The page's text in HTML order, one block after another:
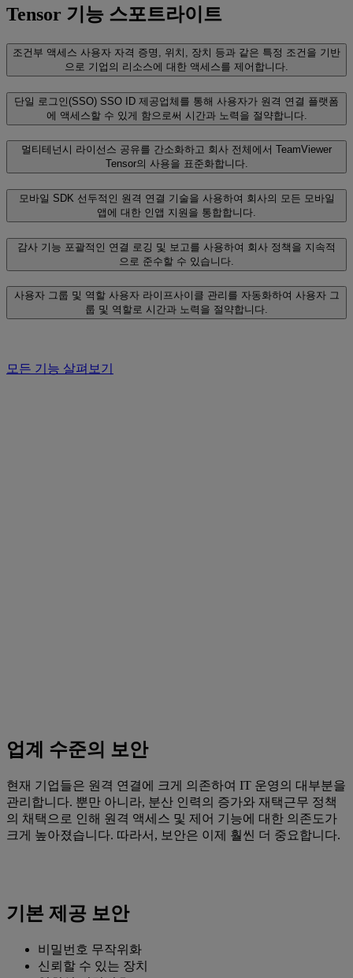
Tensor 기능 스포트라이트
조건부 액세스 사용자 자격 증명, 위치, 장치 등과 같은 특정 조건을 기반
으로 기업의 리소스에 대한 액세스를 제어합니다.
단일 로그인(SSO) SSO ID 제공업체를 통해 사용자가 원격 연결 플랫폼
에 액세스할 수 있게 함으로써 시간과 노력을 절약합니다.
멀티테넌시 라이선스 공유를 간소화하고 회사 전체에서 TeamViewer
Tensor의 사용을 표준화합니다.
모바일 SDK 선두적인 원격 연결 기술을 사용하여 회사의 모든 모바일
앱에 대한 인앱 지원을 통합합니다.
감사 기능 포괄적인 연결 로깅 및 보고를 사용하여 회사 정책을 지속적
으로 준수할 수 있습니다.
사용자 그룹 및 역할 사용자 라이프사이클 관리를 자동화하여 사용자 그
룹 및 역할로 시간과 노력을 절약합니다.
모든 기능 살펴보기
업계 수준의 보안
현재 기업들은 원격 연결에 크게 의존하여 IT 운영의 대부분을
관리합니다. 뿐만 아니라, 분산 인력의 증가와 재택근무 정책
의 채택으로 인해 원격 액세스 및 제어 기능에 대한 의존도가
크게 높아졌습니다. 따라서, 보안은 이제 훨씬 더 중요합니다.
기본 제공 보안
비밀번호 무작위화
신뢰할 수 있는 장치